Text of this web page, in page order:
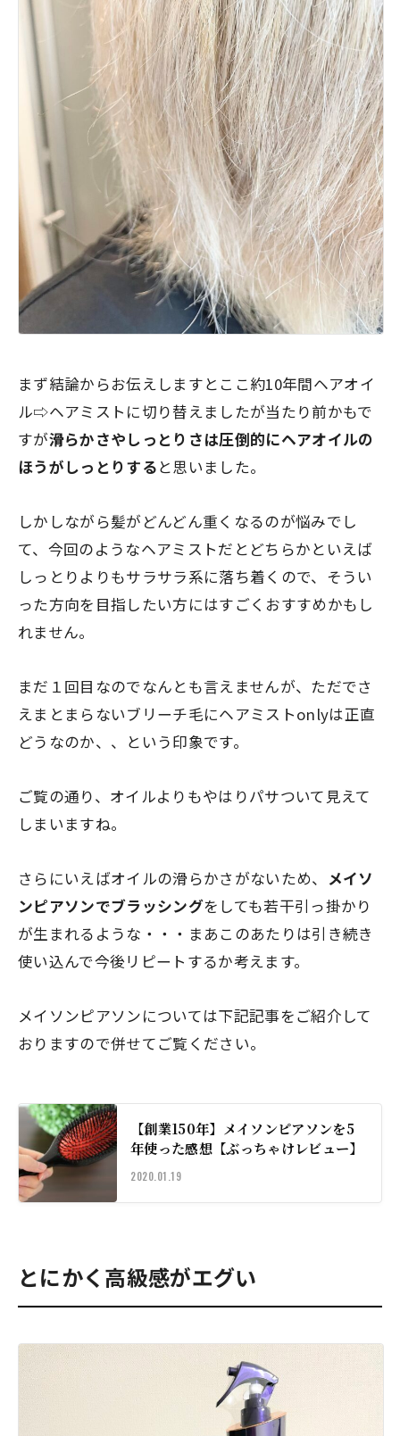
まず結論からお伝えしますとここ約10年間ヘアオイ
ル⇨ヘアミストに切り替えましたが当たり前かもで
すが滑らかさやしっとりさは圧倒的にヘアオイルの
ほうがしっとりすると思いました。
しかしながら髪がどんどん重くなるのが悩みでし
て、今回のようなヘアミストだとどちらかといえば
しっとりよりもサラサラ系に落ち着くので、そうい
った方向を目指したい方にはすごくおすすめかもし
れません。
まだ１回目なのでなんとも言えませんが、ただでさ
えまとまらないブリーチ毛にヘアミストonlyは正直
どうなのか、、という印象です。
ご覧の通り、オイルよりもやはりパサついて見えて
しまいますね。
さらにいえばオイルの滑らかさがないため、 メイソ
ンピアソンでブラッシングをしても若干引っ掛かり
が生まれるような・・・まあこのあたりは引き続き
使い込んで今後リピートするか考えます。
メイソンピアソンについては下記記事をご紹介して
おりますので併せてご覧ください。
【創業150年】メイソンピアソンを5
年使った感想【ぶっちゃけレビュー】
2020.01.19
とにかく高級感がエグい